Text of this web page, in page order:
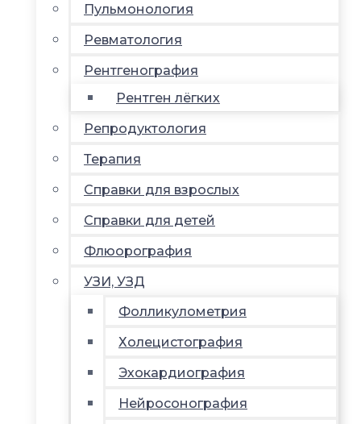
Пульмонология
Ревматология
Рентгенография
Рентген лёгких
Репродуктология
Терапия
Справки для взрослых
Справки для детей
Флюорография
УЗИ, УЗД
Фолликулометрия
Холецистография
Эхокардиография
Нейросонография